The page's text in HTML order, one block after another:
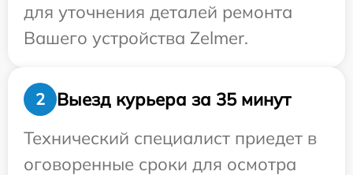
для уточнения деталей ремонта
Вашего устройства Zelmer.
2
Выезд курьера за 35 минут
Технический специалист приедет в
оговоренные сроки для осмотра